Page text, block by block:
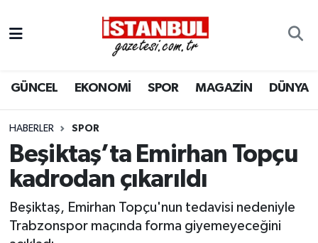
GÜNCEL EKONOMİ SPOR MAGAZİN DÜNYA
HABERLER SPOR
Beşiktaş’ta Emirhan Topçu
kadrodan çıkarıldı
Beşiktaş, Emirhan Topçu'nun tedavisi nedeniyle
Trabzonspor maçında forma giyemeyeceğini
EKONOMİ
İSTANBUL
DÜNYA
MAGAZİN
Nöbetçi Eczaneler
Hava Durumu
Trafik Durumu
Süper Lig Puan Durumu ve Fikstür
Son Dakika Haberleri